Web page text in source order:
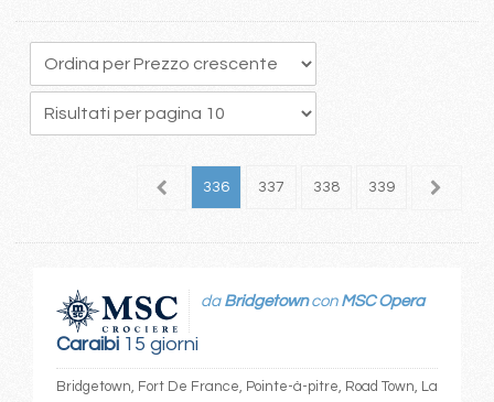
335 336 337 338 339 340
Caraibi15 giorni
da Bridgetowncon MSC Opera
Bridgetown, Fort De France, Pointe-à-pitre, Road Town, La